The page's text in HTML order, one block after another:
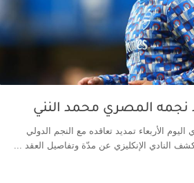
نجمه المصري محمد النني
اليوم الأربعاء تمديد تعاقده مع النجم الدولي
النادي الإنكليزي عن مدّة وتفاصيل العقد ...